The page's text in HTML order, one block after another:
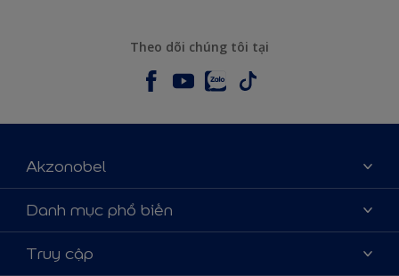
Theo dõi chúng tôi tại
Akzonobel
Giới thiệu về AkzoNobel
Liên hệ chúng tôi
Tìm một cửa hàng
Danh mục phổ biến
Tìm màu sắc
Truy cập